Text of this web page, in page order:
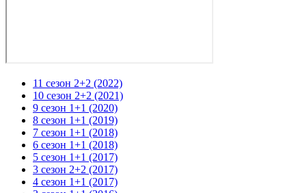
11 сезон 2+2 (2022)
10 сезон 2+2 (2021)
9 сезон 1+1 (2020)
8 сезон 1+1 (2019)
7 сезон 1+1 (2018)
6 сезон 1+1 (2018)
5 сезон 1+1 (2017)
3 сезон 2+2 (2017)
4 сезон 1+1 (2017)